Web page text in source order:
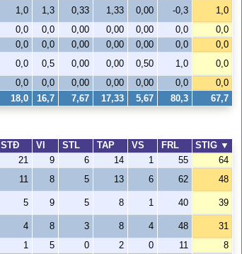
STÐ VI STL TAP VS FRL STIG ▼
21 9 6 14 1 55
64
11 8 5 13 6 62
48
5 9 5 8 1 40
39
4 8 3 8 4 48
31
1 5 0 2 0 11 8
1,0 1,3 0,33 1,33 0,00 -0,3
1,0
0,0 0,0 0,00 0,00 0,00 0,0
0,0
0,0 0,0 0,00 0,00 0,00 0,0
0,0
0,0 0,5 0,00 0,00 0,50 1,0
0,0
0,0 0,0 0,00 0,00 0,00 0,0 0,0
18,0 16,7 7,67 17,33 5,67 80,3 67,7